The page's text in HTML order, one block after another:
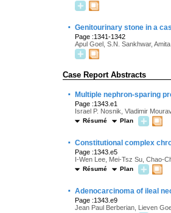
· Genitourinary stone in a
Page :1341-1342
Apul Goel, S.N. Sankhwar,
Case Report Abstracts
· Multiple nephron-sparing
Page :1343.e1
Israel P. Nosnik, Vladimir
Résumé Plan
· Constitutional complex
Page :1343.e5
I-Wen Lee, Mei-Tsz Su, Chao-
Résumé Plan
· Adenocarcinoma of ileal
Page :1343.e9
Jean Paul Berberian, Lieven